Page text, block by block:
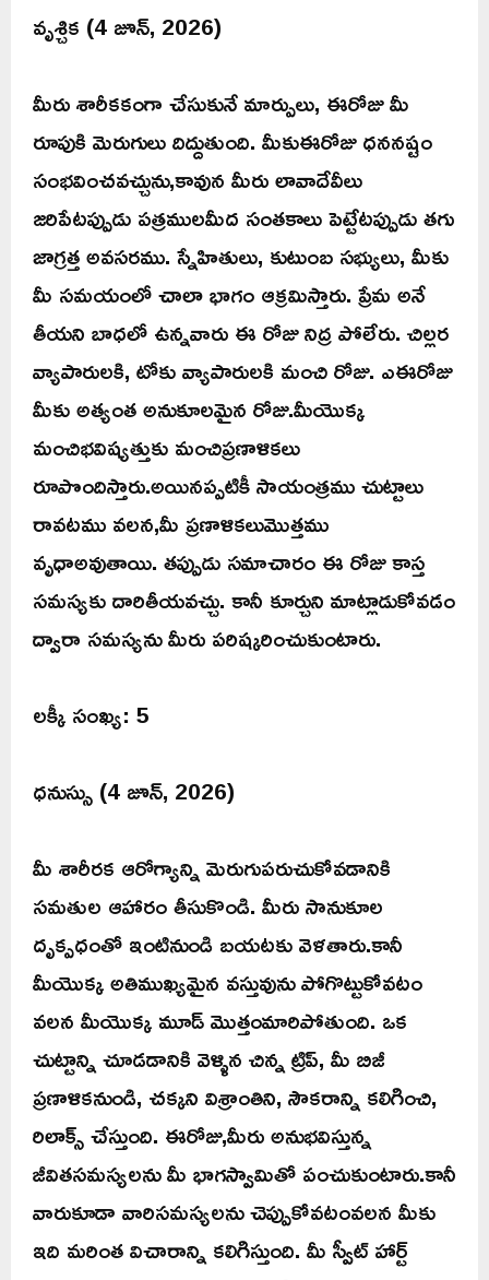
వృశ్చిక (4 జూన్, 2026)
మీరు శారీకకంగా చేసుకునే మార్పులు, ఈరోజు మీ
రూపుకి మెరుగులు దిద్దుతుంది. మీకుఈరోజు ధననష్టం
సంభవించవచ్చును,కావున మీరు లావాదేవీలు
జరిపేటప్పుడు పత్రములమీద సంతకాలు పెట్టేటప్పుడు తగు
జాగ్రత్త అవసరము. స్నేహితులు, కుటుంబ సభ్యులు, మీకు
మీ సమయంలో చాలా భాగం ఆక్రమిస్తారు. ప్రేమ అనే
తీయని బాధలో ఉన్నవారు ఈ రోజు నిద్ర పోలేరు. చిల్లర
వ్యాపారులకి, టోకు వ్యాపారులకి మంచి రోజు. ఎఈరోజు
మీకు అత్యంత అనుకూలమైన రోజు.మీయొక్క
మంచిభవిష్యత్తుకు మంచిప్రణాళికలు
రూపొందిస్తారు.అయినప్పటికీ సాయంత్రము చుట్టాలు
రావటము వలన,మీ ప్రణాళికలుమొత్తము
వృధాఅవుతాయి. తప్పుడు సమాచారం ఈ రోజు కాస్త
సమస్యకు దారితీయవచ్చు. కానీ కూర్చుని మాట్లాడుకోవడం
ద్వారా సమస్యను మీరు పరిష్కరించుకుంటారు.
లక్కీ సంఖ్య: 5
ధనుస్సు (4 జూన్, 2026)
మీ శారీరక ఆరోగ్యాన్ని మెరుగుపరుచుకోవడానికి
సమతుల ఆహారం తీసుకొండి. మీరు సానుకూల
దృక్పధంతో ఇంటినుండి బయటకు వెళతారు.కానీ
మీయొక్క అతిముఖ్యమైన వస్తువును పోగొట్టుకోవటం
వలన మీయొక్క మూడ్ మొత్తంమారిపోతుంది. ఒక
చుట్టాన్ని చూడడానికి వెళ్ళిన చిన్న ట్రిప్, మీ బిజీ
ప్రణాళికనుండి, చక్కని విశ్రాంతిని, సౌకరాన్ని కలిగించి,
రిలాక్స్ చేస్తుంది. ఈరోజు,మీరు అనుభవిస్తున్న
జీవితసమస్యలను మీ భాగస్వామితో పంచుకుంటారు.కానీ
వారుకూడా వారిసమస్యలను చెప్పుకోవటంవలన మీకు
ఇది మరింత విచారాన్ని కలిగిస్తుంది. మీ స్వీట్ హార్ట్